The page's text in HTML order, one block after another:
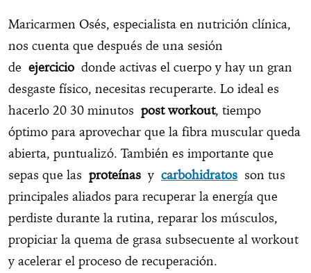
Maricarmen Osés, especialista en nutrición clínica,
nos cuenta que después de una sesión
de ejercicio donde activas el cuerpo y hay un gran
desgaste físico, necesitas recuperarte. Lo ideal es
hacerlo 20 30 minutos post workout, tiempo
óptimo para aprovechar que la fibra muscular queda
abierta, puntualizó. También es importante que
sepas que las proteínas y carbohidratos son tus
principales aliados para recuperar la energía que
perdiste durante la rutina, reparar los músculos,
propiciar la quema de grasa subsecuente al workout
y acelerar el proceso de recuperación.